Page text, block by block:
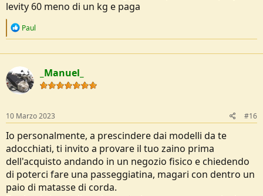
Esperienza e corporatura: Ho solo avuto un paio di zaini, uno dei
primi 60L forclaz della decathlon ormai fuori produzione da anni e
un Osprey Rook 50L con il quale ho fatto la maggior parte dei miei
Budget: 120/150€, max 180€.
Prodotti già individuati: Recentemente sto modificando la mia
attrezzatura per uno stile più ultralight, di conseguenza le mie
inferiore ai 2kg. Dopo svariate ricerche, recensioni, video etc. la
-Osprey Exos 58 (la nuova versione con il ritorno della cintura in vita
con tasche), trovato sui 160€
https://www.ospreyeurope.com/shop/it_it/osprey-exos-58-s22
un paio di punti a suo sfavore sono l'assenza di cerniere nella parte
centrale dello zaino, quindi unica apertura dall'alto e varie (ma non
levity 60 meno di un kg e paga
R
c
i
o
n
:
Paul
_Manuel_
10 Marzo 2023 #16
Io personalmente, a prescindere dai modelli da te
adocchiati, ti invito a provare il tuo zaino prima
dell'acquisto andando in un negozio fisico e chiedendo
di poterci fare una passeggiatina, magari con dentro un
paio di matasse di corda.